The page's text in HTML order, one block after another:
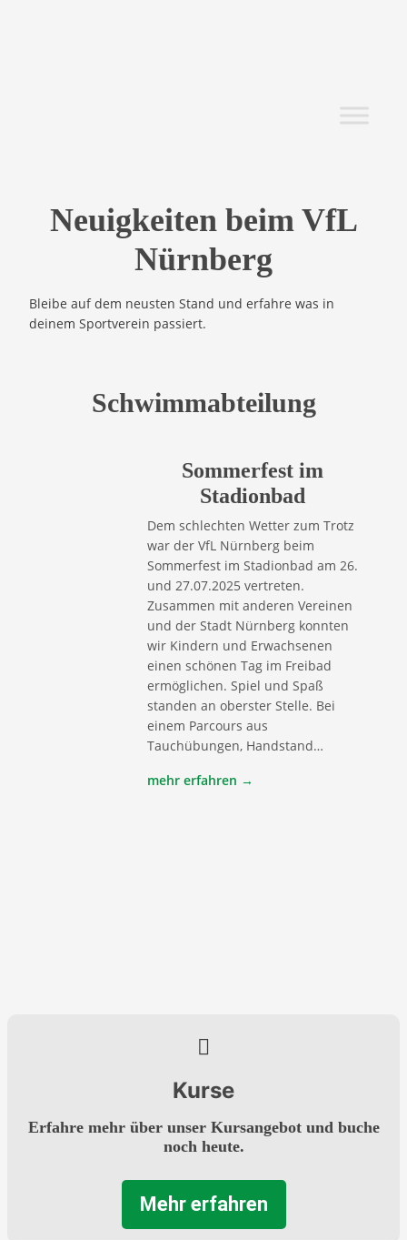
Neuigkeiten beim VfL
Nürnberg
Bleibe auf dem neusten Stand und erfahre was in
deinem Sportverein passiert.
Schwimmabteilung
Sommerfest im
Stadionbad
Dem schlechten Wetter zum Trotz
war der VfL Nürnberg beim
Sommerfest im Stadionbad am 26.
und 27.07.2025 vertreten.
Zusammen mit anderen Vereinen
und der Stadt Nürnberg konnten
wir Kindern und Erwachsenen
einen schönen Tag im Freibad
ermöglichen. Spiel und Spaß
standen an oberster Stelle. Bei
einem Parcours aus
Tauchübungen, Handstand…
mehr erfahren →
Kurse
Erfahre mehr über unser Kursangebot und buche
noch heute.
Mehr erfahren